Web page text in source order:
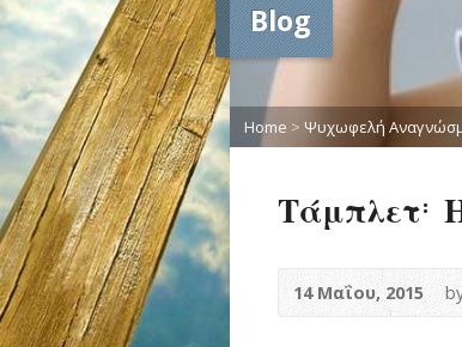
Blog
Home > Ψυχωφελή
Τάμπλετ:
14 Μαΐου, 2015